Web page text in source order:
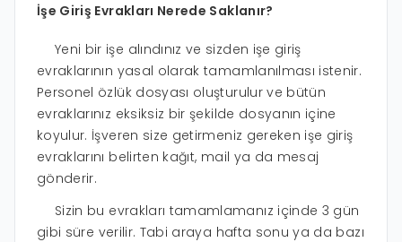
İşe Giriş Evrakları Nerede Saklanır?
Yeni bir işe alındınız ve sizden işe giriş
evraklarının yasal olarak tamamlanılması istenir.
Personel özlük dosyası oluşturulur ve bütün
evraklarınız eksiksiz bir şekilde dosyanın içine
koyulur. İşveren size getirmeniz gereken işe giriş
evraklarını belirten kağıt, mail ya da mesaj
gönderir.
Sizin bu evrakları tamamlamanız içinde 3 gün
gibi süre verilir. Tabi araya hafta sonu ya da bazı